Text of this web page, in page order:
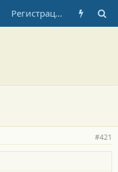
Регистрация
#421